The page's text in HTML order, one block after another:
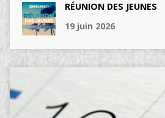
RÉUNION DES JEUNES
19 juin 2026